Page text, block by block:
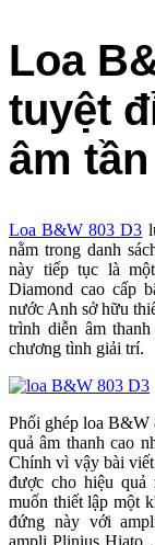
Loa
tuyệt
âm tần
Loa B&W 803 D3
nằm trong danh
này tiếp tục là
Diamond cao cấp
nước Anh sở hữu
trình diễn âm
chương tình giải trí.
Phối ghép loa B&W
quả âm thanh cao
Chính vì vậy bài
được cho hiệu
muốn thiết lập một
đứng này với